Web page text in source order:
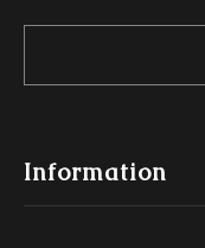
Information